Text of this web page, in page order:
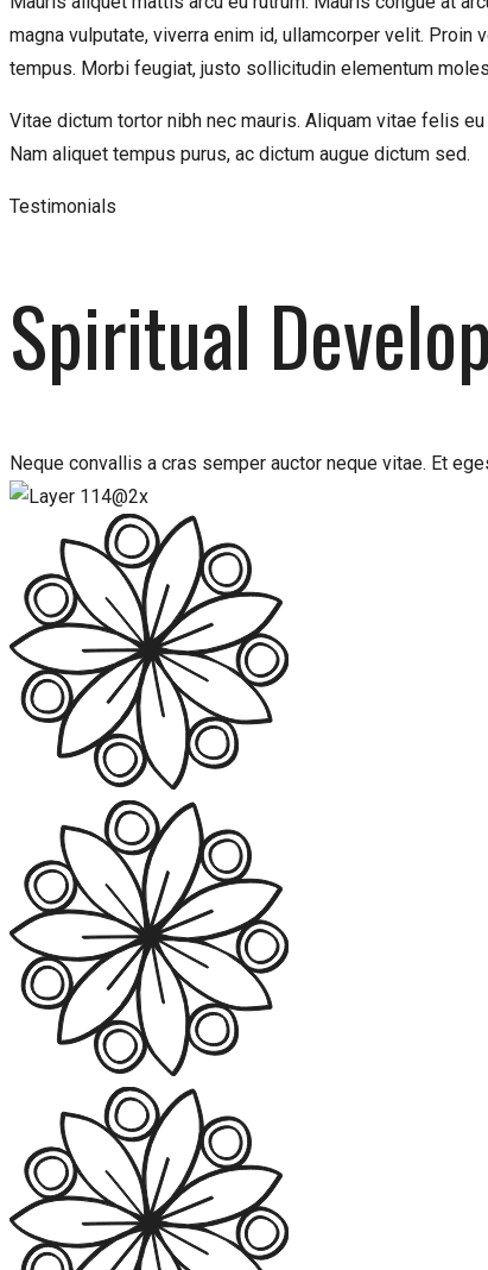
magna vulputate, viverra enim id, ullamcorper velit.
tempus. Morbi feugiat, justo sollicitudin elementum
Vitae dictum tortor nibh nec mauris. Aliquam vitae felis
Nam aliquet tempus purus, ac dictum augue dictum sed.
Testimonials
Spiritual
Neque convallis a cras semper auctor neque vitae. Et